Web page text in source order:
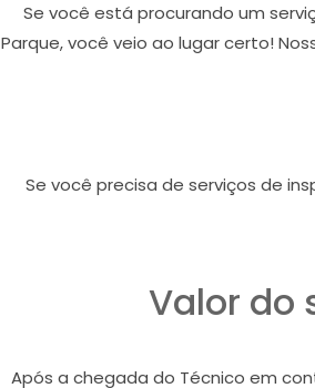
Se você está procurando um
Parque, você veio ao lugar certo!
Se você precisa de serviços de
Valor do
Após a chegada do Técnico em